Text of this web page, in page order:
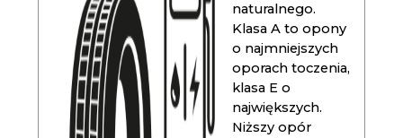
naturalnego.
Klasa A to opony
o najmniejszych
oporach toczenia,
klasa E o
największych.
Niższy opór